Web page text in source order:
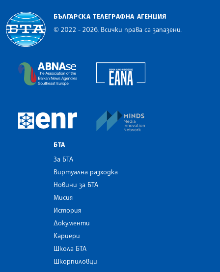
БЪЛГАРСКА ТЕЛЕГРАФНА АГЕНЦИЯ
© 2022 - 2026, Всички права са запазени.
The Assocoation of the Balkan News Agencies
European Newsroom
БТА
За БТА
Виртуална разходка
Новини за БТА
Мисия
История
Документи
Кариери
Школа БТА
Шкорпиловци